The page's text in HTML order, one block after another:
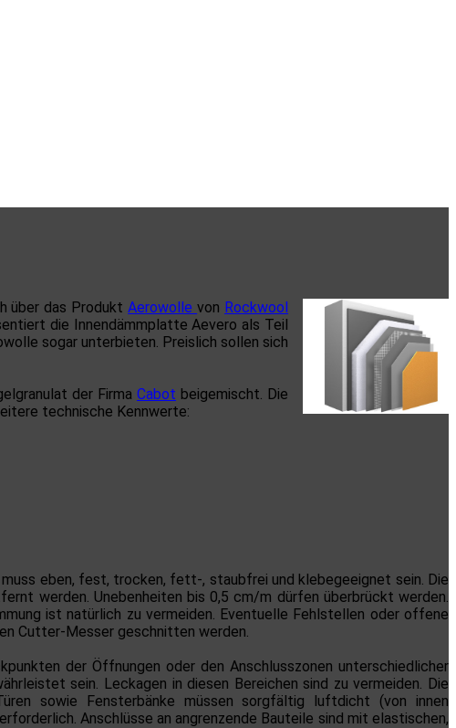
über das ProduktAerowollevon Rockwool
die Innendämmplatte Aevero als Teil
sogar unterbieten. Preislich sollen sich
der Firma Cabot beigemischt. Die
technische Kennwerte:
eben, fest, trocken, fett-, staubfrei und klebegeeignet sein. Die
werden. Unebenheiten bis 0,5 cm/m dürfen überbrückt werden.
ist natürlich zu vermeiden. Eventuelle Fehlstellen oder offene
Cutter-Messer geschnitten werden.
der Öffnungen oder den Anschlusszonen unterschiedlicher
sein. Leckagen in diesen Bereichen sind zu vermeiden. Die
sowie Fensterbänke müssen sorgfältig luftdicht (von innen
Anschlüsse an angrenzende Bauteile sind mit elastischen,